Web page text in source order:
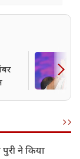
ने किया